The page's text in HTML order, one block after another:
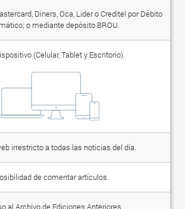
Diners, Oca, Lider o Creditel por Débito
o mediante depósito BROU.
(Celular, Tablet y Escritorio).
irrestricto a todas las noticias del día.
de comentar artículos.
al Archivo de Ediciones Anteriores.